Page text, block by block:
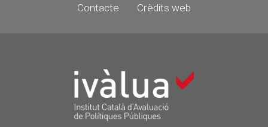
Contacte Crèdits web